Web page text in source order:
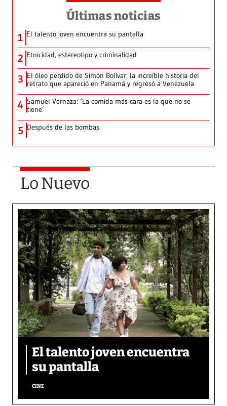
Últimas noticias
1 El talento joven encuentra su pantalla​
2 Etnicidad, estereotipo y criminalidad
3 El óleo perdido de Simón Bolívar: la increíble historia del
retrato que apareció en Panamá y regresó a Venezuela
4 Samuel Vernaza: ‘La comida más cara es la que no se
tiene’
5 Después de las bombas
Lo Nuevo
El talento joven encuentra
su pantalla​
CINE